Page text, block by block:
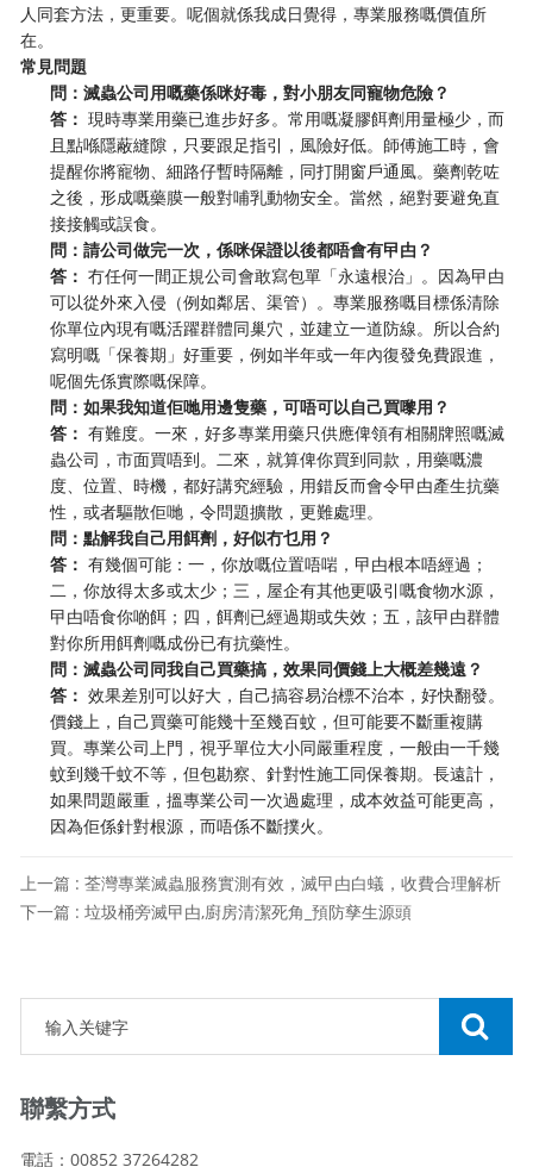
人同套方法，更重要。呢個就係我成日覺得，專業服務嘅價值所
在。
常見問題
問：滅蟲公司用嘅藥係咪好毒，對小朋友同寵物危險？
答： 現時專業用藥已進步好多。常用嘅凝膠餌劑用量極少，而
且點喺隱蔽縫隙，只要跟足指引，風險好低。師傅施工時，會
提醒你將寵物、細路仔暫時隔離，同打開窗戶通風。藥劑乾咗
之後，形成嘅藥膜一般對哺乳動物安全。當然，絕對要避免直
接接觸或誤食。
問：請公司做完一次，係咪保證以後都唔會有曱甴？
答： 冇任何一間正規公司會敢寫包單「永遠根治」。因為曱甴
可以從外來入侵（例如鄰居、渠管）。專業服務嘅目標係清除
你單位內現有嘅活躍群體同巢穴，並建立一道防線。所以合約
寫明嘅「保養期」好重要，例如半年或一年內復發免費跟進，
呢個先係實際嘅保障。
問：如果我知道佢哋用邊隻藥，可唔可以自己買嚟用？
答： 有難度。一來，好多專業用藥只供應俾領有相關牌照嘅滅
蟲公司，市面買唔到。二來，就算俾你買到同款，用藥嘅濃
度、位置、時機，都好講究經驗，用錯反而會令曱甴產生抗藥
性，或者驅散佢哋，令問題擴散，更難處理。
問：點解我自己用餌劑，好似冇乜用？
答： 有幾個可能：一，你放嘅位置唔啱，曱甴根本唔經過；
二，你放得太多或太少；三，屋企有其他更吸引嘅食物水源，
曱甴唔食你啲餌；四，餌劑已經過期或失效；五，該曱甴群體
對你所用餌劑嘅成份已有抗藥性。
問：滅蟲公司同我自己買藥搞，效果同價錢上大概差幾遠？
答： 效果差別可以好大，自己搞容易治標不治本，好快翻發。
價錢上，自己買藥可能幾十至幾百蚊，但可能要不斷重複購
買。專業公司上門，視乎單位大小同嚴重程度，一般由一千幾
蚊到幾千蚊不等，但包勘察、針對性施工同保養期。長遠計，
如果問題嚴重，搵專業公司一次過處理，成本效益可能更高，
因為佢係針對根源，而唔係不斷撲火。
上一篇 : 荃灣專業滅蟲服務實測有效，滅曱甴白蟻，收費合理解析
下一篇 : 垃圾桶旁滅曱甴,廚房清潔死角_預防孳生源頭
聯繫方式
電話：00852 37264282